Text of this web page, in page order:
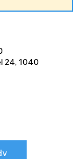
24, 1040